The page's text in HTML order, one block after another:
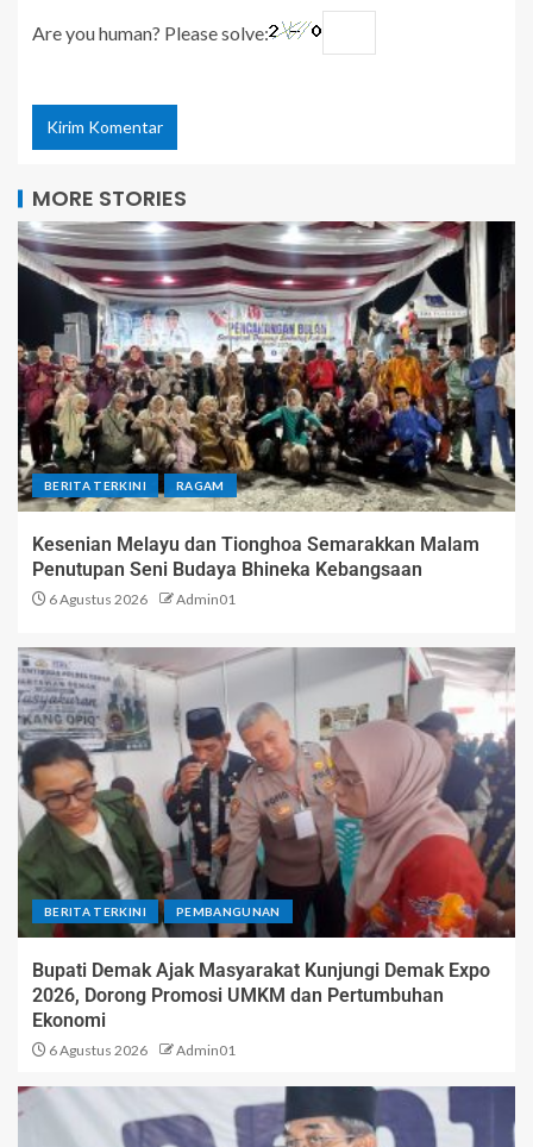
Are you human? Please solve:
MORE STORIES
BERITA TERKINI RAGAM
Kesenian Melayu dan Tionghoa Semarakkan Malam
Penutupan Seni Budaya Bhineka Kebangsaan
6 Agustus 2026 Admin01
BERITA TERKINI PEMBANGUNAN
Bupati Demak Ajak Masyarakat Kunjungi Demak Expo
2026, Dorong Promosi UMKM dan Pertumbuhan
Ekonomi
6 Agustus 2026 Admin01